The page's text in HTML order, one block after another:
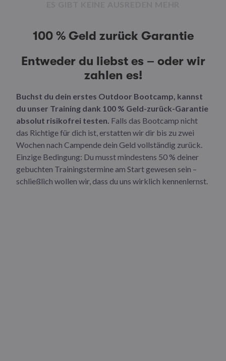
100 % Geld zurück Garantie
Entweder du liebst es – oder wir
zahlen es!
Buchst du dein erstes Outdoor Bootcamp, kannst
du unser Training dank 100 % Geld-zurück-Garantie
absolut risikofrei testen. Falls das Bootcamp nicht
das Richtige für dich ist, erstatten wir dir bis zu zwei
Wochen nach Campende dein Geld vollständig zurück.
Einzige Bedingung: Du musst mindestens 50 % deiner
gebuchten Trainingstermine am Start gewesen sein –
schließlich wollen wir, dass du uns wirklich kennenlernst.